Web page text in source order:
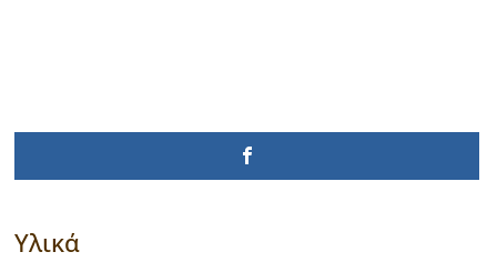
Υλικά